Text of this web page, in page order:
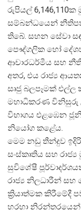
රුපියල්
සම්බන්ධයෙන්
තිබේ. සහන සේවා
පෞද්ගලික හෝ
ආචාරධර්මීය සහ
අතර, එය රාජ් ය
සෘජු බලපෑමක්
මහාධිකරණ විනිසුරු
විභාගය එළඹෙන ජූනි
නියෝග කළේය.
මෙම නඩු තීන්දුව
සංස්කෘතිය සහ රාජ්
සුවිශේෂී
රාජ් ය නිලධාරීන්
ක්රියාත්මක කිරීමේදී
හරහා